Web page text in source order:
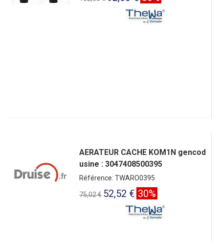
AERATEUR CACHE KOM1N gencod
usine : 3047408500395
Référence: TWARO0395
75,02 € 52,52 € 30%